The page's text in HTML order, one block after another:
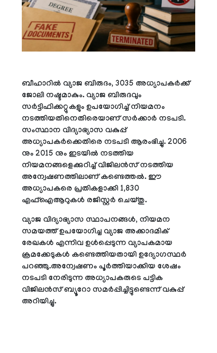
ബീഹാറില്‍ വ്യാജ ബിരുദം, 3035 അധ്യാപകര്‍ക്ക്
ജോലി നഷ്ടമാകും. വ്യാജ ബിരുദവും
സര്‍ട്ടിഫിക്കറ്റുകളും ഉപയോഗിച്ച് നിയമനം
നടത്തിയതിനെതിരെയാണ് സര്‍ക്കാര്‍ നടപടി.
സംസ്ഥാന വിദ്യാഭ്യാസ വകുപ്പ്
അധ്യാപകര്‍ക്കെതിരെ നടപടി ആരംഭിച്ചു. 2006
നും 2015 നും ഇടയില്‍ നടത്തിയ
നിയമനങ്ങളെക്കുറിച്ച് വിജിലന്‍സ് നടത്തിയ
അന്വേഷണത്തിലാണ് കണ്ടെത്തല്‍. ഈ
അധ്യാപകരെ പ്രതികളാക്കി 1,830
എഫ്ഐആറുകള്‍ രജിസ്റ്റര്‍ ചെയ്തു.
വ്യാജ വിദ്യാഭ്യാസ സ്ഥാപനങ്ങള്‍, നിയമന
സമയത്ത് ഉപയോഗിച്ച വ്യാജ അക്കാദമിക്
രേഖകള്‍ എന്നിവ ഉള്‍പ്പെടുന്ന വ്യാപകമായ
ക്രമക്കേടുകള്‍ കണ്ടെത്തിയതായി ഉദ്യോഗസ്ഥര്‍
പറഞ്ഞു.അന്വേഷണം പൂര്‍ത്തിയാക്കിയ ശേഷം
നടപടി നേരിടുന്ന അധ്യാപകരുടെ പട്ടിക
വിജിലന്‍സ് ബ്യൂറോ സമര്‍പ്പിച്ചിട്ടുണ്ടെന്ന് വകുപ്പ്
അറിയിച്ചു.